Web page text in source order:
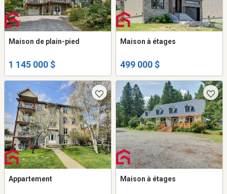
Maison de plain-pied
1 145 000 $
Maison à étages
499 000 $
Appartement Maison à étages